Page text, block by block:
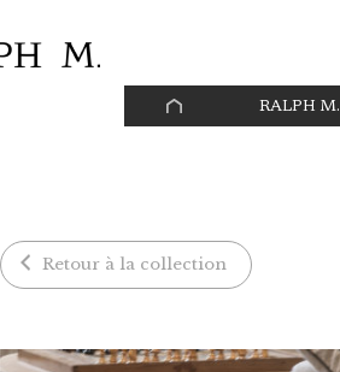
PAGE
D’ACCUEIL
RALPH M.
Retour à la collection